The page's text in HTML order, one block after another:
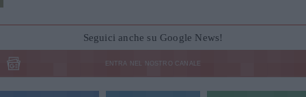
Seguici anche su Google News!
ENTRA NEL NOSTRO CANALE